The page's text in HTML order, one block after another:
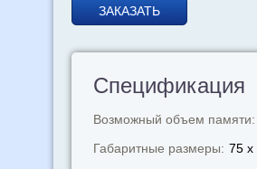
ЗАКАЗАТЬ
Спецификация
Возможный объем памяти:
Габаритные размеры: 75 x